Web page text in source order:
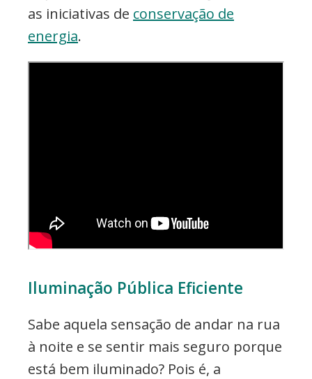
as iniciativas de conservação de
energia.
Iluminação Pública Eficiente
Sabe aquela sensação de andar na rua
à noite e se sentir mais seguro porque
está bem iluminado? Pois é, a